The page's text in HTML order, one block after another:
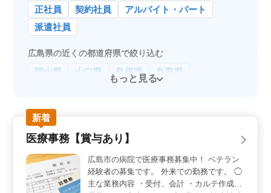
正社員 契約社員
アルバイト・パート
派遣社員
広島県の近くの都道府県で絞り込む
岡山県 山口県 島根県 鳥取県
もっと見る
新着
医療事務【賞与あり】
広島市の病院で医療事務募集中！ ベテラン
経験者の募集です。 外来での勤務です。 ◯
主な業務内容 ・受付、会計 ・カルテ作成、